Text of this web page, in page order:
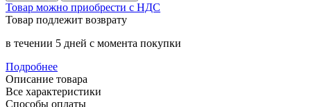
Товар можно приобрести с НДС
Товар подлежит возврату
в течении 5 дней с момента покупки
Подробнее
Описание товара
Все характеристики
Способы оплаты